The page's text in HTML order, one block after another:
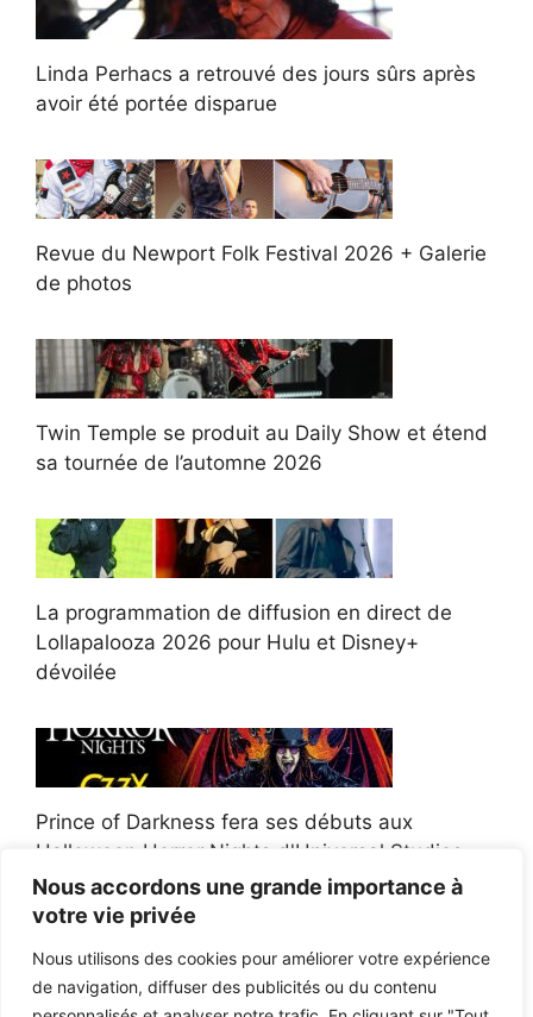
Nous accordons une grande importance à
votre vie privée
Nous utilisons des cookies pour améliorer votre expérience
de navigation, diffuser des publicités ou du contenu
Linda Perhacs a retrouvé des jours sûrs après
avoir été portée disparue
Revue du Newport Folk Festival 2026 + Galerie
de photos
Twin Temple se produit au Daily Show et étend
sa tournée de l’automne 2026
La programmation de diffusion en direct de
Lollapalooza 2026 pour Hulu et Disney+
dévoilée
Prince of Darkness fera ses débuts aux
Halloween Horror Nights d'Universal Studios
Afroman poursuit un policier de l'Ohio après la